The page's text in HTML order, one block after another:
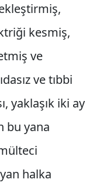
kesmiş,
ve
ve tıbbi
yaklaşık iki ay
bu yana
halka